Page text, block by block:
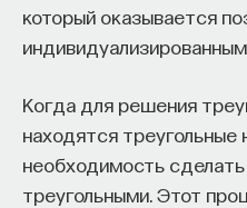
который оказывается
Когда для решения
находятся треугольные
необходимость
треугольными. Этот